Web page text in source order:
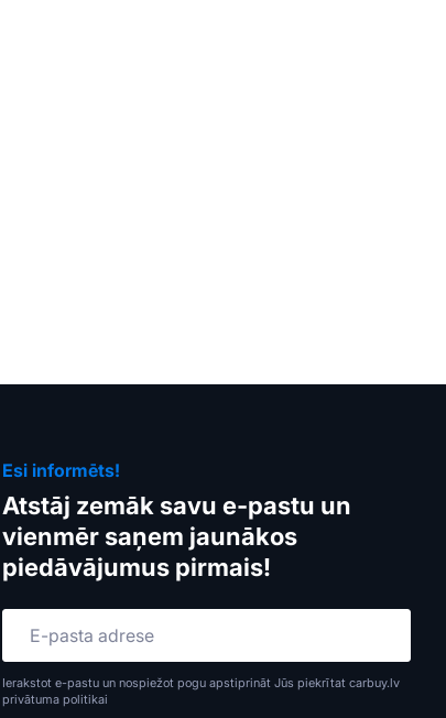
Esi informēts!
Atstāj zemāk savu e-pastu un
vienmēr saņem jaunākos
piedāvājumus pirmais!
Ierakstot e-pastu un nospiežot pogu apstiprināt Jūs piekrītat carbuy.lv
privātuma politikai